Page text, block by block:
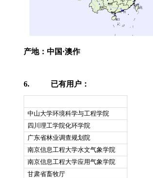
产地： 中 国·澳作
6. 已有用户 ：
中山大学环境科学与工程学院
四川理工学院化环学院
广东省林业调查规划院
南京信息工程大学水文气象学院
南京信息工程大学应用气象学院
甘肃省畜牧厅